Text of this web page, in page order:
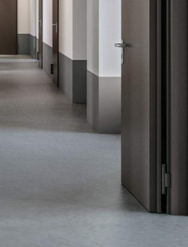
вторую или последующую покупку